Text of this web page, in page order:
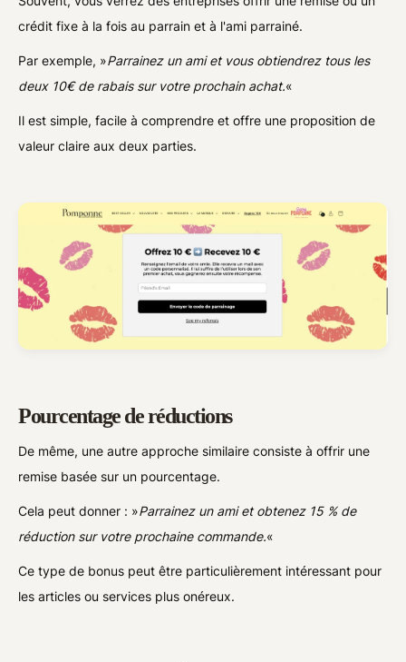
crédit fixe à la fois au parrain et à l'ami parrainé.
Par exemple, »Parrainez un ami et vous obtiendrez tous les
deux 10€ de rabais sur votre prochain achat.«
Il est simple, facile à comprendre et offre une proposition de
valeur claire aux deux parties.
Pourcentage de réductions
De même, une autre approche similaire consiste à offrir une
remise basée sur un pourcentage.
Cela peut donner : »Parrainez un ami et obtenez 15 % de
réduction sur votre prochaine commande.«
Ce type de bonus peut être particulièrement intéressant pour
les articles ou services plus onéreux.